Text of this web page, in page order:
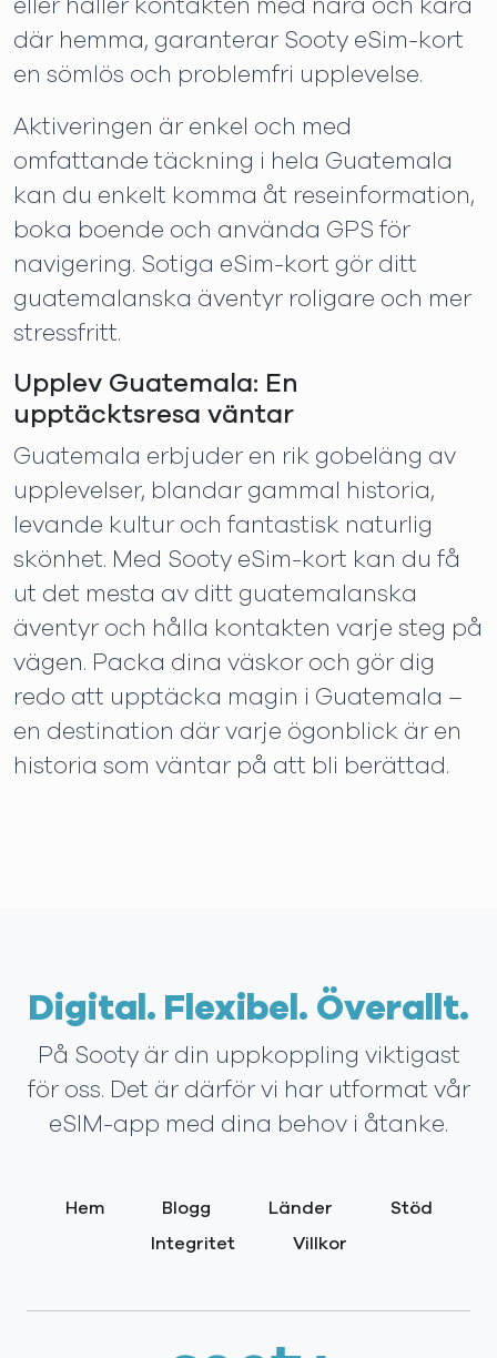
eller håller kontakten med nära och kära
där hemma, garanterar Sooty eSim-kort
en sömlös och problemfri upplevelse.
Aktiveringen är enkel och med
omfattande täckning i hela Guatemala
kan du enkelt komma åt reseinformation,
boka boende och använda GPS för
navigering. Sotiga eSim-kort gör ditt
guatemalanska äventyr roligare och mer
stressfritt.
Upplev Guatemala: En
upptäcktsresa väntar
Guatemala erbjuder en rik gobeläng av
upplevelser, blandar gammal historia,
levande kultur och fantastisk naturlig
skönhet. Med Sooty eSim-kort kan du få
ut det mesta av ditt guatemalanska
äventyr och hålla kontakten varje steg på
vägen. Packa dina väskor och gör dig
redo att upptäcka magin i Guatemala –
en destination där varje ögonblick är en
historia som väntar på att bli berättad.
Digital. Flexibel. Överallt.
På Sooty är din uppkoppling viktigast
för oss. Det är därför vi har utformat vår
eSIM-app med dina behov i åtanke.
Hem Blogg Länder
Stöd
Integritet
Villkor